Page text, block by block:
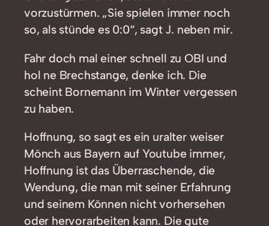
vorzustürmen. „Sie spielen immer noch
so, als stünde es 0:0“, sagt J. neben mir.
Fahr doch mal einer schnell zu OBI und
hol ne Brechstange, denke ich. Die
scheint Bornemann im Winter vergessen
zu haben.
Hoffnung, so sagt es ein uralter weiser
Mönch aus Bayern auf Youtube immer,
Hoffnung ist das Überraschende, die
Wendung, die man mit seiner Erfahrung
und seinem Können nicht vorhersehen
oder hervorarbeiten kann. Die gute